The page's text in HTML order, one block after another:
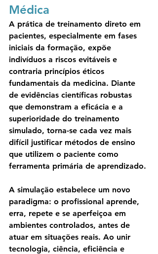
Médica
A prática de treinamento direto em
pacientes, especialmente em fases
iniciais da formação, expõe
indivíduos a riscos evitáveis e
contraria princípios éticos
fundamentais da medicina. Diante
de evidências científicas robustas
que demonstram a eficácia e a
superioridade do treinamento
simulado, torna-se cada vez mais
difícil justificar métodos de ensino
que utilizem o paciente como
ferramenta primária de aprendizado.
A simulação estabelece um novo
paradigma: o profissional aprende,
erra, repete e se aperfeiçoa em
ambientes controlados, antes de
atuar em situações reais. Ao unir
tecnologia, ciência, eficiência e